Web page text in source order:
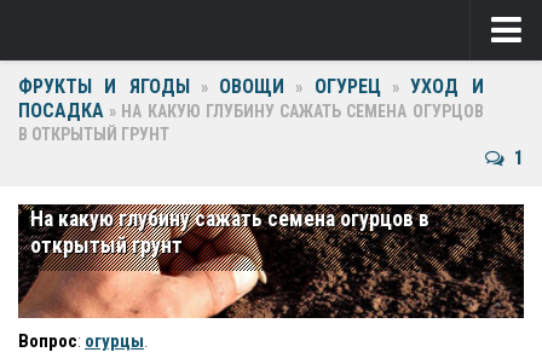
Ягоды
Виноград
Крыжовник
Малина
Фрукты
ФРУКТЫ И ЯГОДЫ » ОВОЩИ » ОГУРЕЦ» УХОД И
ПОСАДКА » НА КАКУЮ ГЛУБИНУ САЖАТЬ СЕМЕНА ОГУРЦОВ
В ОТКРЫТЫЙ ГРУНТ
1
На какую глубину сажать семена огурцов в
открытый грунт
Вопрос: огурцы.